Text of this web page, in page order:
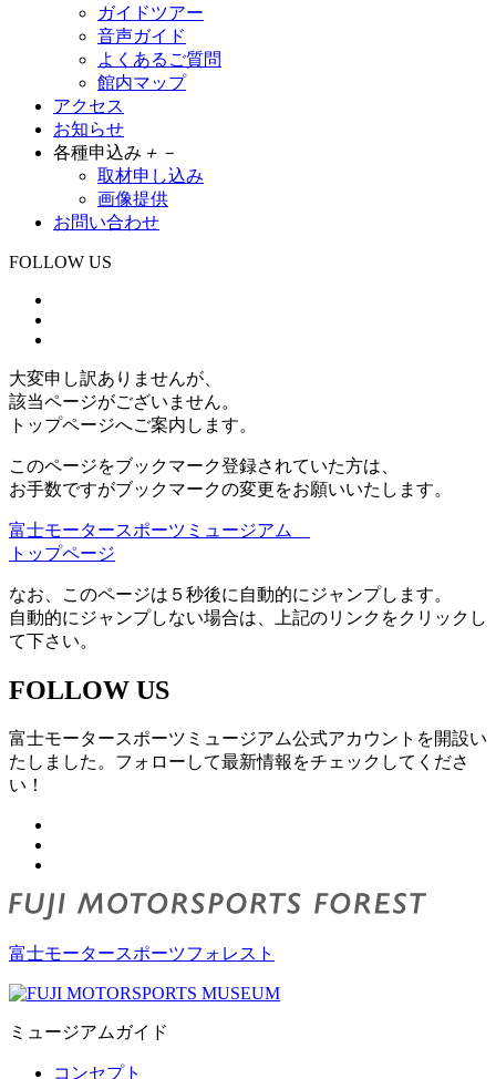
ガイドツアー
音声ガイド
よくあるご質問
館内マップ
アクセス
お知らせ
各種申込み ＋ －
取材申し込み
画像提供
お問い合わせ
FOLLOW US
大変申し訳ありませんが、
該当ページがございません。
トップページへご案内します。
このページをブックマーク登録されていた方は、
お手数ですがブックマークの変更をお願いいたします。
富士モータースポーツミュージアム
トップページ
なお、このページは５秒後に自動的にジャンプします。
自動的にジャンプしない場合は、上記のリンクをクリックし
て下さい。
FOLLOW US
富士モータースポーツミュージアム公式アカウントを開設い
たしました。フォローして最新情報をチェックしてくださ
い！
富士モータースポーツフォレスト
ミュージアムガイド
コンセプト